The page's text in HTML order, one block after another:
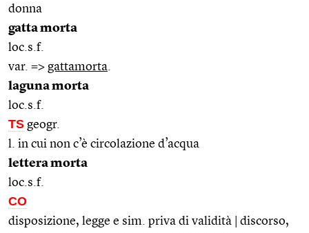
donna
gatta morta
loc.s.f.
var. => gattamorta
laguna morta
loc.s.f.
TS geogr.
l. in cui non c’è circolazione d’acqua
lettera morta
loc.s.f.
CO
disposizione, legge e sim. priva di validità | discorso,